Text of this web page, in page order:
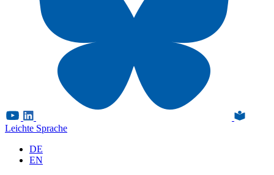
Leichte Sprache
DE
EN